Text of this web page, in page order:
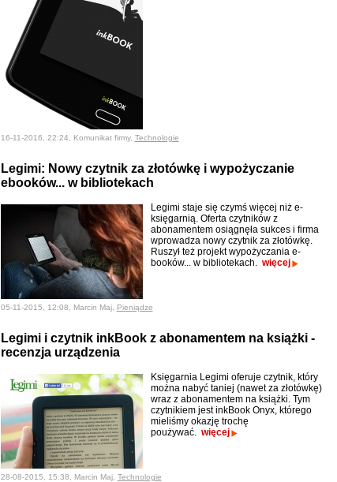
16-11-2016, 22:24, Komunikat firmy, Technologie
Legimi: Nowy czytnik za złotówkę i wypożyczanie
ebooków... w bibliotekach
Legimi staje się czymś więcej niż e-
księgarnią. Oferta czytników z
abonamentem osiągnęła sukces i firma
wprowadza nowy czytnik za złotówkę.
Ruszył też projekt wypożyczania e-
booków... w bibliotekach. więcej
05-11-2015, 12:08, Marcin Maj, Pieniądze
Legimi i czytnik inkBook z abonamentem na książki -
recenzja urządzenia
Księgarnia Legimi oferuje czytnik, który
można nabyć taniej (nawet za złotówkę)
wraz z abonamentem na książki. Tym
czytnikiem jest inkBook Onyx, którego
mieliśmy okazję trochę
poużywać. więcej
28-08-2015, 15:38, Marcin Maj, Technologie